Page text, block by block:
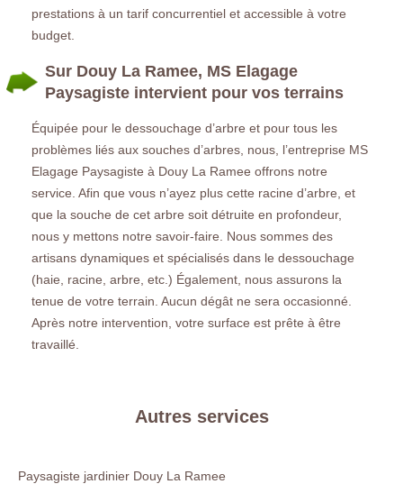
prestations à un tarif concurrentiel et accessible à votre
budget.
Sur Douy La Ramee, MS Elagage
Paysagiste intervient pour vos terrains
Équipée pour le dessouchage d’arbre et pour tous les
problèmes liés aux souches d’arbres, nous, l’entreprise MS
Elagage Paysagiste à Douy La Ramee offrons notre
service. Afin que vous n’ayez plus cette racine d’arbre, et
que la souche de cet arbre soit détruite en profondeur,
nous y mettons notre savoir-faire. Nous sommes des
artisans dynamiques et spécialisés dans le dessouchage
(haie, racine, arbre, etc.) Également, nous assurons la
tenue de votre terrain. Aucun dégât ne sera occasionné.
Après notre intervention, votre surface est prête à être
travaillé.
Autres services
Paysagiste jardinier Douy La Ramee